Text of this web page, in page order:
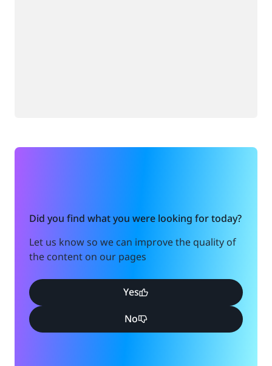
Did you find what you were looking for today?
Let us know so we can improve the quality of
the content on our pages
Yes
No